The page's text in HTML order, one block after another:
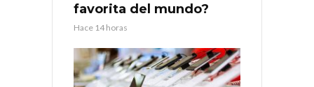
favorita del mundo?
Hace 14 horas